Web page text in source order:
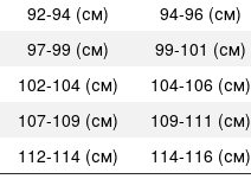
92-94 (см)
94-96 (см)
97-99 (см)
99-101 (см)
102-104 (см)
104-106 (см)
107-109 (см)
109-111 (см)
112-114 (см) 114-116 (см)